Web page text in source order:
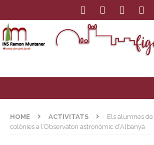
HOME ACTIVITATS
Els alumnes de
colònies a l’Observatori astronòmic d’Albanyà